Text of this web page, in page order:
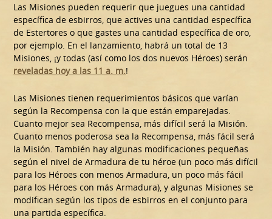
Las Misiones pueden requerir que juegues una cantidad
específica de esbirros, que actives una cantidad específica
de Estertores o que gastes una cantidad específica de oro,
por ejemplo. En el lanzamiento, habrá un total de 13
Misiones, ¡y todas (así como los dos nuevos Héroes) serán
reveladas hoy a las 11 a. m.!
Las Misiones tienen requerimientos básicos que varían
según la Recompensa con la que están emparejadas.
Cuanto mejor sea Recompensa, más difícil será la Misión.
Cuanto menos poderosa sea la Recompensa, más fácil será
la Misión. También hay algunas modificaciones pequeñas
según el nivel de Armadura de tu héroe (un poco más difícil
para los Héroes con menos Armadura, un poco más fácil
para los Héroes con más Armadura), y algunas Misiones se
modifican según los tipos de esbirros en el conjunto para
una partida específica.